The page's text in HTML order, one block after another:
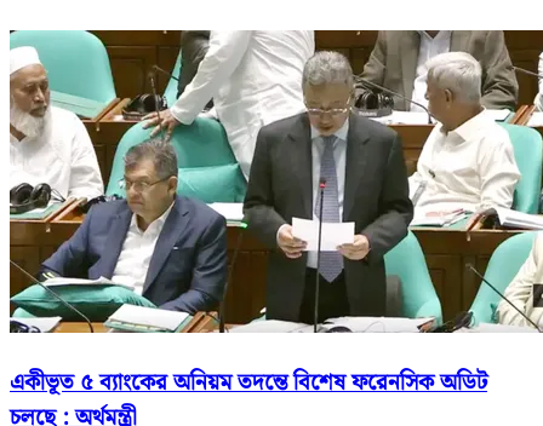
একীভূত ৫ ব্যাংকের অনিয়ম তদন্তে বিশেষ ফরেনসিক অডিট
চলছে : অর্থমন্ত্রী